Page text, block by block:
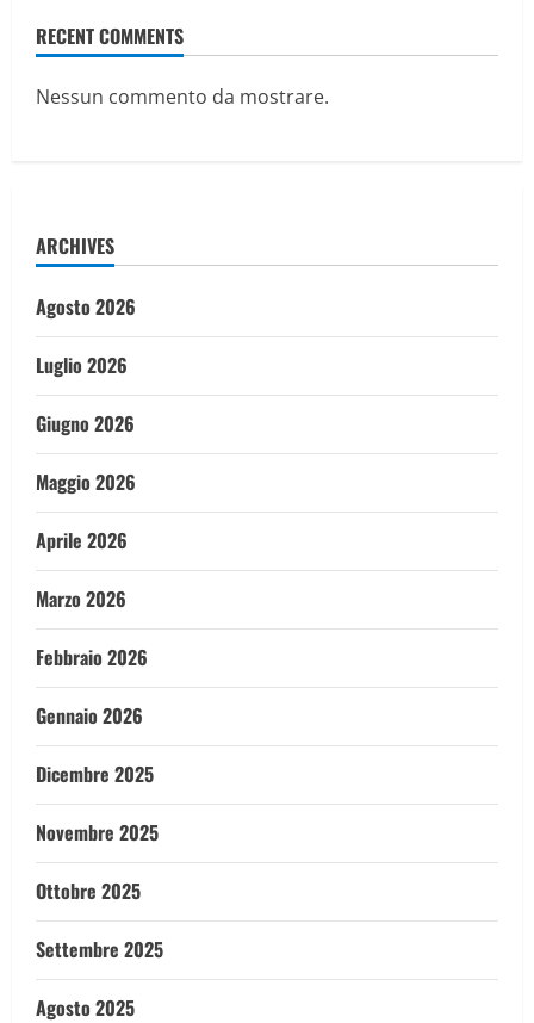
RECENT COMMENTS
Nessun commento da mostrare.
ARCHIVES
Agosto 2026
Luglio 2026
Giugno 2026
Maggio 2026
Aprile 2026
Marzo 2026
Febbraio 2026
Gennaio 2026
Dicembre 2025
Novembre 2025
Ottobre 2025
Settembre 2025
Agosto 2025